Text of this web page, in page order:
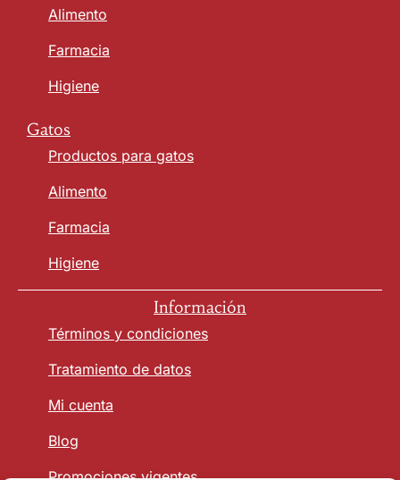
Alimento
Farmacia
Higiene
Gatos
Productos para gatos
Alimento
Farmacia
Higiene
Información
Términos y condiciones
Tratamiento de datos
Mi cuenta
Blog
Promociones vigentes